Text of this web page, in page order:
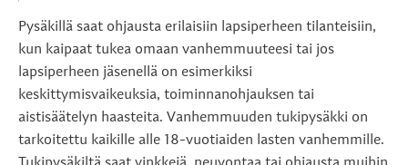
Pysäkillä saat ohjausta erilaisiin lapsiperheen tilanteisiin,
kun kaipaat tukea omaan vanhemmuuteesi tai jos
lapsiperheen jäsenellä on esimerkiksi
keskittymisvaikeuksia, toiminnanohjauksen tai
aistisäätelyn haasteita. Vanhemmuuden tukipysäkki on
tarkoitettu kaikille alle 18-vuotiaiden lasten vanhemmille.